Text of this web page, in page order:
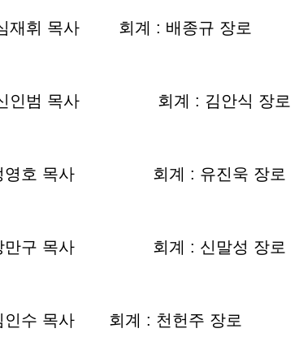
휘 목사 회계 : 배종규 장로
인범 목사 회계 : 김안식 장로
영호 목사 회계 : 유진욱 장로
만구 목사 회계 : 신말성 장로
수 목사 회계 : 천헌주 장로